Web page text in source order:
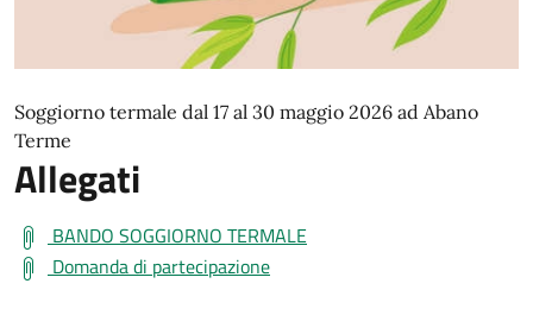
Soggiorno termale dal 17 al 30 maggio 2026 ad Abano
Terme
Allegati
BANDO SOGGIORNO TERMALE
Domanda di partecipazione